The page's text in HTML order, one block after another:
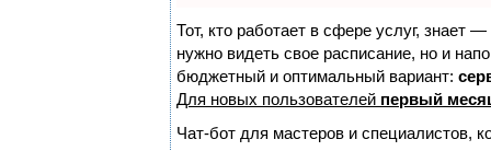
Тот, кто работает в сфере услуг, знает
нужно видеть свое расписание, но и
бюджетный и оптимальный вариант:
Для новых пользователей первый
Чат-бот для мастеров и специалистов,